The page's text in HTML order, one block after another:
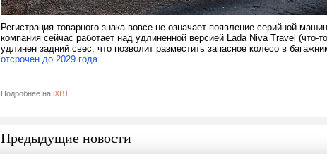
Регистрация товарного знака вовсе не означает появление серийной
компания сейчас работает над удлиненной версией Lada Niva Travel
удлинен задний свес, что позволит разместить запасное колесо в
отсрочен до 2029 года.
Подробнее на iXBT
Предыдущие новости